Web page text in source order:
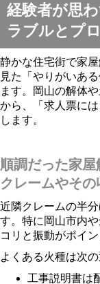
経験者が思
ラブルとプ
静かな住宅街で家
見た「やりがいあ
ます。岡山の解体
から、「求人票に
します。
順調だった家
クレームやその
近隣クレームの半
す。特に岡山市内
コリと振動がポイン
よくある火種は次の
工事説明書は